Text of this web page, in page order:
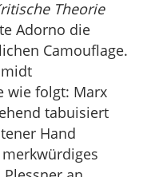
Theorie
Adorno die
Camouflage.
wie folgt: Marx
tabuisiert
Hand